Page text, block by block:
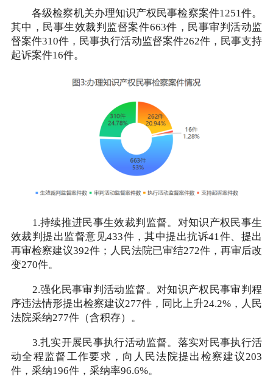
各级检察机关办理知识产权民事检察案件1251件。
其中，民事生效裁判监督案件663件，民事审判活动监
督案件310件，民事执行活动监督案件262件，民事支持
起诉案件16件。
1.持续推进民事生效裁判监督。对知识产权民事生
效裁判提出监督意见433件，其中提出抗诉41件、提出
再审检察建议392件；人民法院已审结272件，再审后改
变270件。
2.强化民事审判活动监督。对知识产权民事审判程
序违法情形提出检察建议277件，同比上升24.2%，人民
法院采纳277件（含积存）。
3.扎实开展民事执行活动监督。落实对民事执行活
动全程监督工作要求，向人民法院提出检察建议203
件，采纳196件，采纳率96.6%。